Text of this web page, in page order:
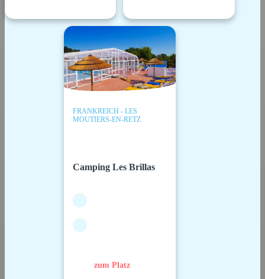
FRANKREICH - LES
MOUTIERS-EN-RETZ
Camping Les Brillas
zum Platz